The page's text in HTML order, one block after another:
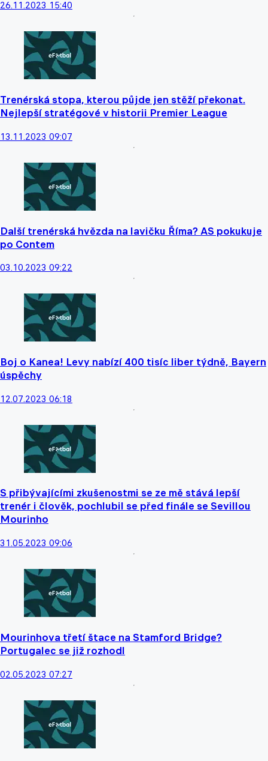
26.11.2023 15:40
Trenérská stopa, kterou půjde jen stěží překonat.
Nejlepší stratégové v historii Premier League
13.11.2023 09:07
Další trenérská hvězda na lavičku Říma? AS pokukuje
po Contem
03.10.2023 09:22
Boj o Kanea! Levy nabízí 400 tisíc liber týdně, Bayern
úspěchy
12.07.2023 06:18
S přibývajícími zkušenostmi se ze mě stává lepší
trenér i člověk, pochlubil se před finále se Sevillou
Mourinho
31.05.2023 09:06
Mourinhova třetí štace na Stamford Bridge?
Portugalec se již rozhodl
02.05.2023 07:27